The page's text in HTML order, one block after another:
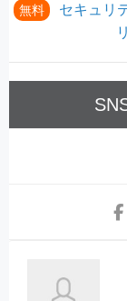
無料
セキュリ